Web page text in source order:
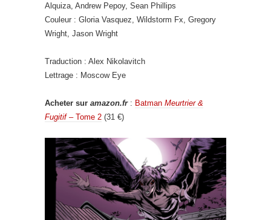
Alquiza, Andrew Pepoy, Sean Phillips
Couleur : Gloria Vasquez, Wildstorm Fx, Gregory
Wright, Jason Wright
Traduction : Alex Nikolavitch
Lettrage : Moscow Eye
Acheter sur amazon.fr: Batman Meurtrier &
Fugitif– Tome 2 (31 €)